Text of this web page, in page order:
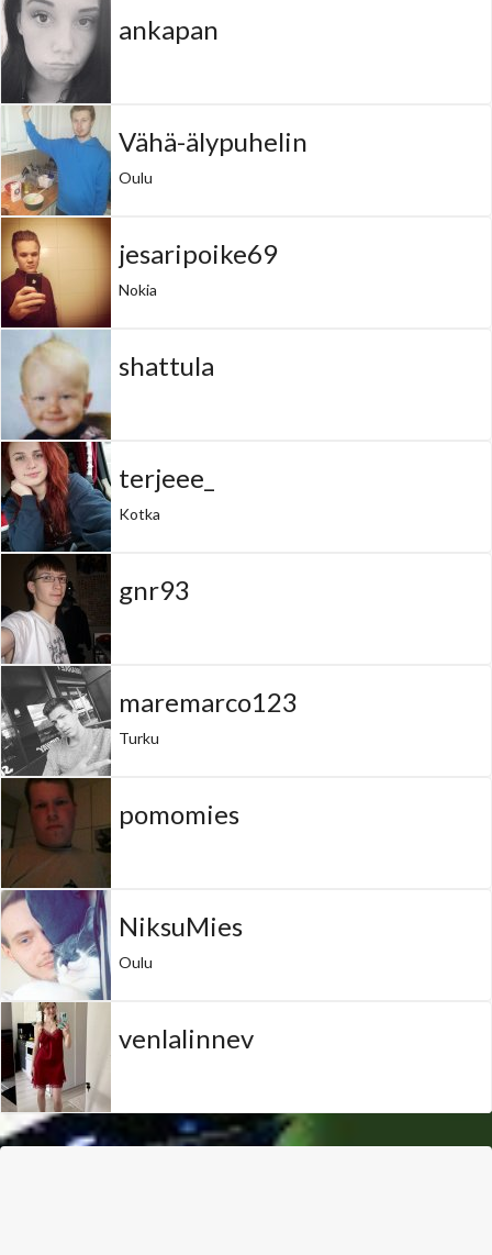
ankapan
Vähä-älypuhelin
Oulu
jesaripoike69
Nokia
shattula
terjeee_
Kotka
gnr93
maremarco123
Turku
pomomies
NiksuMies
Oulu
venlalinnev